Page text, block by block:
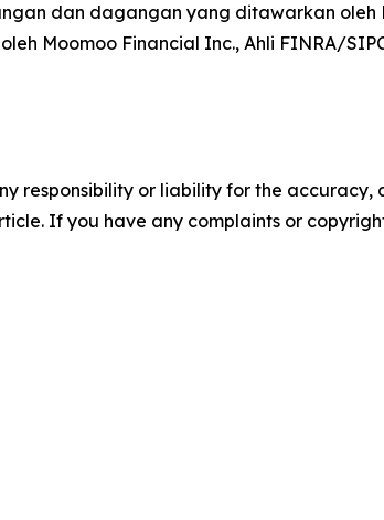
dan dagangan yang ditawarkan oleh
Moomoo Financial Inc., Ahli FINRA/
responsibility or liability for the accuracy,
If you have any complaints or